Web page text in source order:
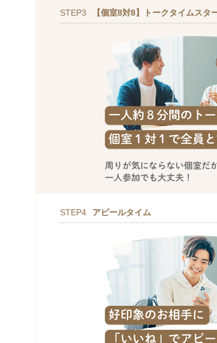
STEP3 【個室8対8】トークタイムスタ
STEP4 アピールタイム